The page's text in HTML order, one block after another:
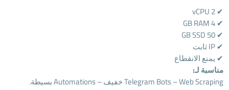
✔ 2 vCPU
✔ 4 GB RAM
✔ 50 GB SSD
✔ IP ثابت
✔ يمنع الانقطاع
مناسبة لـ:
Telegram Bots – Web Scraping خفيف – Automations بسيطة.